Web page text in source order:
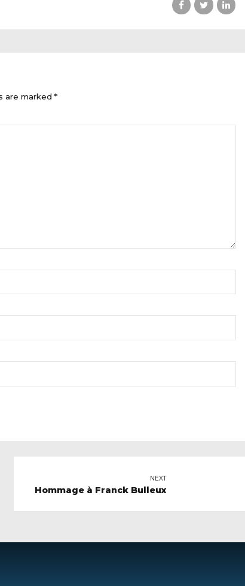
are marked *
NEXT
Hommage à Franck Bulleux